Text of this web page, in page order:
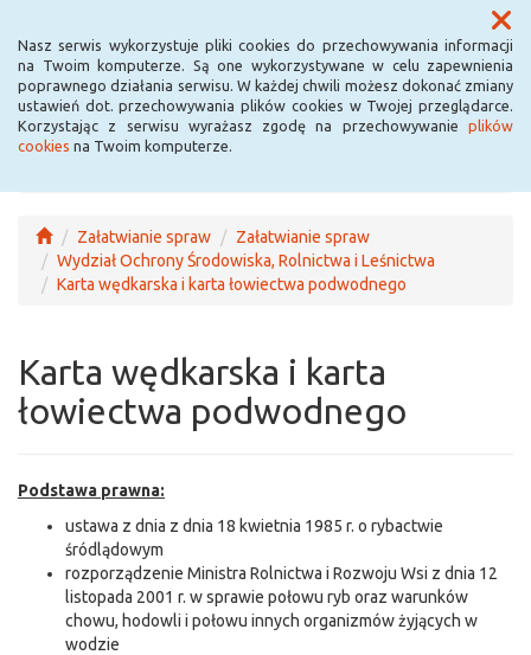
Nasz serwis wykorzystuje pliki cookies do przechowywania informacji
na Twoim komputerze. Są one wykorzystywane w celu zapewnienia
poprawnego działania serwisu. W każdej chwili możesz dokonać zmiany
ustawień dot. przechowywania plików cookies w Twojej przeglądarce.
Korzystając z serwisu wyrażasz zgodę na przechowywanie plików
cookies na Twoim komputerze.
Menu
Załatwianie spraw
Załatwianie spraw
Wydział Ochrony Środowiska, Rolnictwa i Leśnictwa
Karta wędkarska i karta łowiectwa podwodnego
Karta wędkarska i karta
łowiectwa podwodnego
Podstawa prawna:
ustawa z dnia z dnia 18 kwietnia 1985 r. o rybactwie
śródlądowym
rozporządzenie Ministra Rolnictwa i Rozwoju Wsi z dnia 12
listopada 2001 r. w sprawie połowu ryb oraz warunków
chowu, hodowli i połowu innych organizmów żyjących w
wodzie